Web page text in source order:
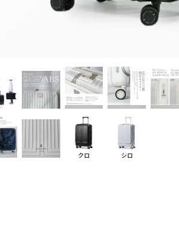
クロ シロ